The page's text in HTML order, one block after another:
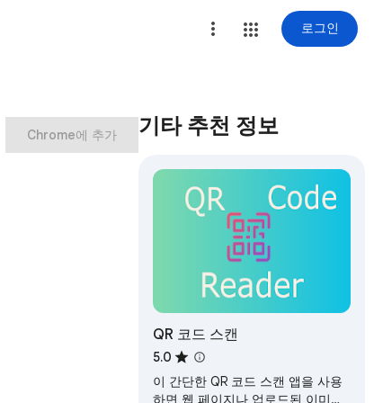
로그인
Chrome에 추가 기타 추천 정보
QR 코드 스캔​
5.0
이 간단한 QR 코드 스캔​ 앱을 사용
하면 웹 페이지나 업로드된 이미지